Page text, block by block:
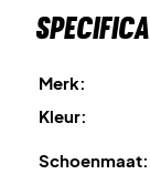
Stabilizeris de
uitstekende
Tot slot is dit
Merk:
Kleur:
Schoenmaat: